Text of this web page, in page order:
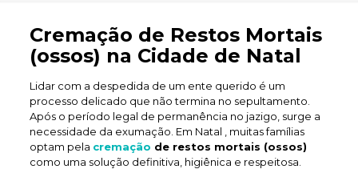
Cremação de Restos Mortais
(ossos) na Cidade de Natal
Lidar com a despedida de um ente querido é um
processo delicado que não termina no sepultamento.
Após o período legal de permanência no jazigo, surge a
necessidade da exumação. Em Natal , muitas famílias
optam pela cremação de restos mortais (ossos)
como uma solução definitiva, higiênica e respeitosa.